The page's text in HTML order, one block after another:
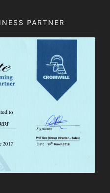
PARTNER